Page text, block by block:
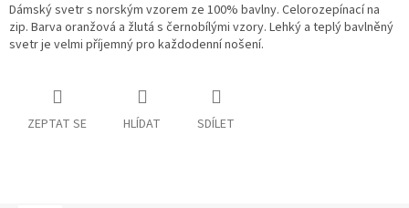
Dámský svetr s norským vzorem ze 100% bavlny. Celorozepínací na
zip. Barva oranžová a žlutá s černobílými vzory. Lehký a teplý bavlněný
svetr je velmi příjemný pro každodenní nošení.
ZEPTAT SE HLÍDAT SDÍLET